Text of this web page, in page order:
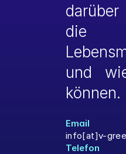
die
und
können.
Email
info[at]v-
Telefon